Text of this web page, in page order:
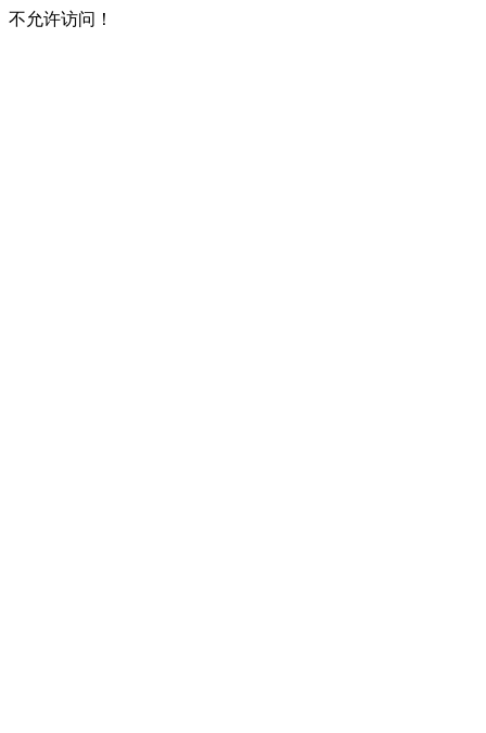
不允许访问！